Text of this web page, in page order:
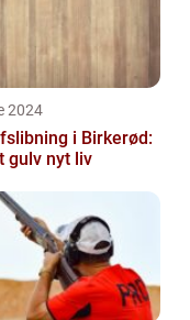
2024
i Birkerød:
gulv nyt liv